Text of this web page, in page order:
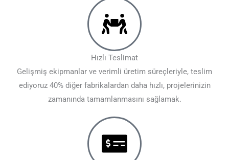
Hızlı Teslimat
Gelişmiş ekipmanlar ve verimli üretim süreçleriyle, teslim
ediyoruz 40% diğer fabrikalardan daha hızlı, projelerinizin
zamanında tamamlanmasını sağlamak.